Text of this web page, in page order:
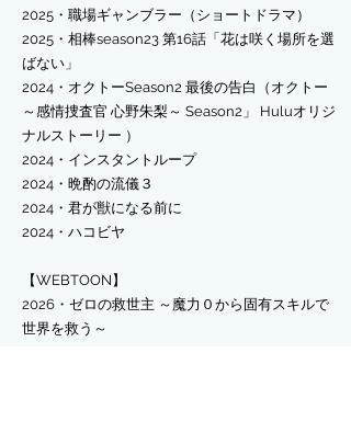
​2025・職場ギャンブラー（ショートドラマ）
2025・相棒season23 第16話「花は咲く場所を選
ばない」
2024・オクトーSeason2 最後の告白（オクトー
～感情捜査官 心野朱梨～ Season2」 Huluオリジ
ナルストーリー ）
2024・インスタントループ
2024・晩酌の流儀３
2024・君が獣になる前に
2024・ハコビヤ
【WEBTOON】
​2026・ゼロの救世主 ～魔力０から固有スキルで
世界を救う～